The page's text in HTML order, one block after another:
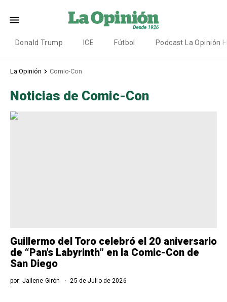
Donald Trump ICE Fútbol Podcast La Opinión
La Opinión Comic-Con
Noticias de Comic-Con
Guillermo del Toro celebró el 20 aniversario
de “Pan’s Labyrinth” en la Comic-Con de
San Diego
por Jailene Girón 25 de Julio de 2026